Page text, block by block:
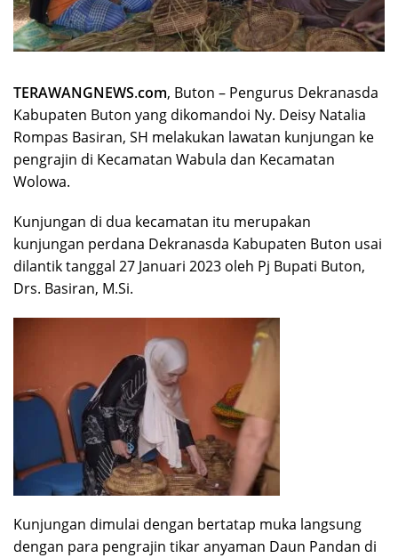
TERAWANGNEWS.com, Buton – Pengurus Dekranasda
Kabupaten Buton yang dikomandoi Ny. Deisy Natalia
Rompas Basiran, SH melakukan lawatan kunjungan ke
pengrajin di Kecamatan Wabula dan Kecamatan
Wolowa.
Kunjungan di dua kecamatan itu merupakan
kunjungan perdana Dekranasda Kabupaten Buton usai
dilantik tanggal 27 Januari 2023 oleh Pj Bupati Buton,
Drs. Basiran, M.Si.
Kunjungan dimulai dengan bertatap muka langsung
dengan para pengrajin tikar anyaman Daun Pandan di